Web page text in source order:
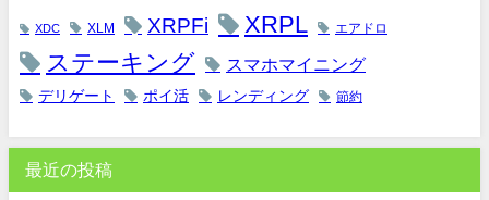
XDC XLM XRPFi XRPL エアドロ
ステーキング スマホマイニング
デリゲート ポイ活 レンディング 節約
最近の投稿